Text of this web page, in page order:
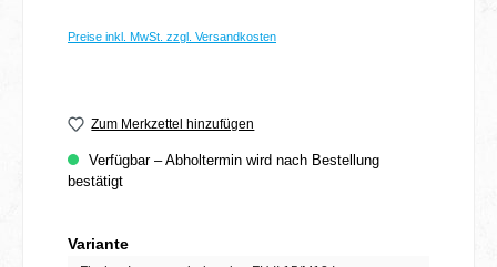
Preise inkl. MwSt. zzgl. Versandkosten
Zum Merkzettel hinzufügen
Verfügbar – Abholtermin wird nach Bestellung
bestätigt
Varianteauswählen